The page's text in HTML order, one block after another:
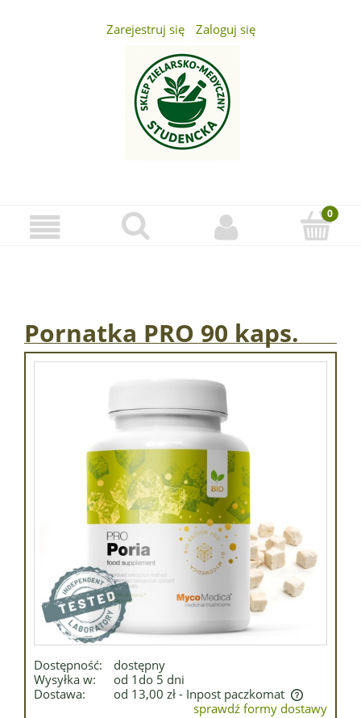
Zarejestruj się Zaloguj się
Pornatka PRO 90 kaps.
Dostępność:
dostępny
Wysyłka w:
od 1do 5 dni
Dostawa:
od 13,00 zł - Inpost paczkomat
Cena nie zawiera ewentualnych kosztów płatności
sprawdź formy dostawy